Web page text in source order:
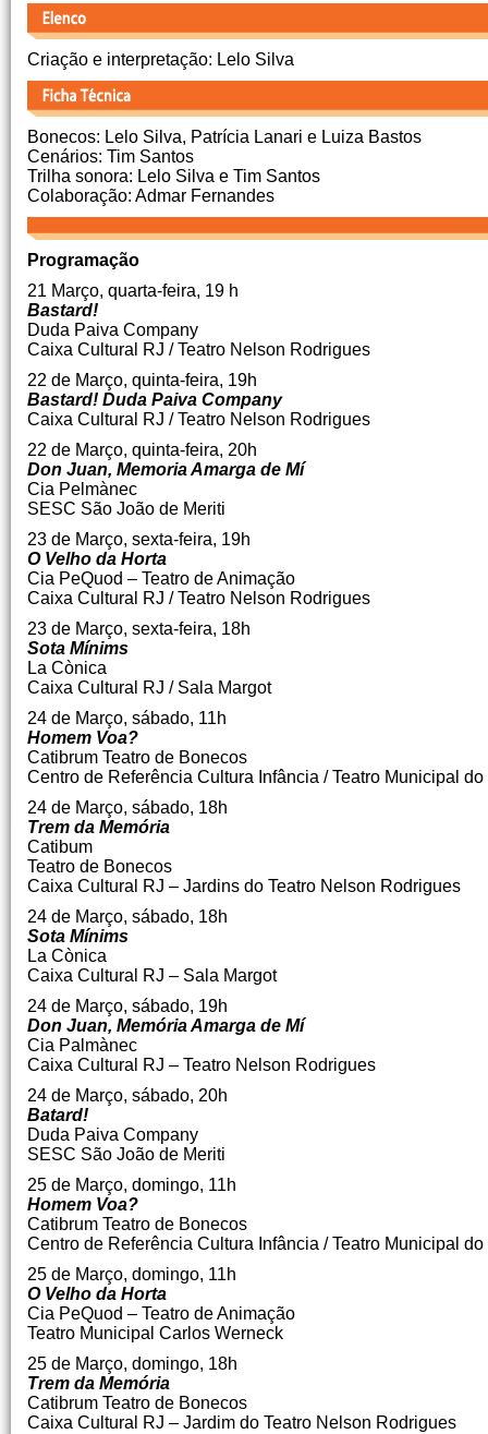
Criação e interpretação: Lelo Silva
Bonecos: Lelo Silva, Patrícia Lanari e Luiza Bastos
Cenários: Tim Santos
Trilha sonora: Lelo Silva e Tim Santos
Colaboração: Admar Fernandes
Programação
21 Março, quarta-feira, 19 h
Bastard!
Duda Paiva Company
Caixa Cultural RJ / Teatro Nelson Rodrigues
22 de Março, quinta-feira, 19h
Bastard! Duda Paiva Company
Caixa Cultural RJ / Teatro Nelson Rodrigues
22 de Março, quinta-feira, 20h
Don Juan, Memoria Amarga de Mí
Cia Pelmànec
SESC São João de Meriti
23 de Março, sexta-feira, 19h
O Velho da Horta
Cia PeQuod – Teatro de Animação
Caixa Cultural RJ / Teatro Nelson Rodrigues
23 de Março, sexta-feira, 18h
Sota Mínims
La Cònica
Caixa Cultural RJ / Sala Margot
24 de Março, sábado, 11h
Homem Voa?
Catibrum Teatro de Bonecos
Centro de Referência Cultura Infância / Teatro Municipal do
24 de Março, sábado, 18h
Trem da Memória
Catibum
Teatro de Bonecos
Caixa Cultural RJ – Jardins do Teatro Nelson Rodrigues
24 de Março, sábado, 18h
Sota Mínims
La Cònica
Caixa Cultural RJ – Sala Margot
24 de Março, sábado, 19h
Don Juan, Memória Amarga de Mí
Cia Palmànec
Caixa Cultural RJ – Teatro Nelson Rodrigues
24 de Março, sábado, 20h
Batard!
Duda Paiva Company
SESC São João de Meriti
25 de Março, domingo, 11h
Homem Voa?
Catibrum Teatro de Bonecos
Centro de Referência Cultura Infância / Teatro Municipal do
25 de Março, domingo, 11h
O Velho da Horta
Cia PeQuod – Teatro de Animação
Teatro Municipal Carlos Werneck
25 de Março, domingo, 18h
Trem da Memória
Catibrum Teatro de Bonecos
Caixa Cultural RJ – Jardim do Teatro Nelson Rodrigues